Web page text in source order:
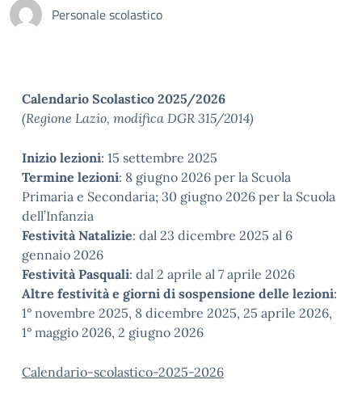
Personale scolastico
Calendario Scolastico 2025/2026
(Regione Lazio, modifica DGR 315/2014)
Inizio lezioni: 15 settembre 2025
Termine lezioni: 8 giugno 2026 per la Scuola
Primaria e Secondaria; 30 giugno 2026 per la Scuola
dell’Infanzia
Festività Natalizie: dal 23 dicembre 2025 al 6
gennaio 2026
Festività Pasquali: dal 2 aprile al 7 aprile 2026
Altre festività e giorni di sospensione delle lezioni:
1° novembre 2025, 8 dicembre 2025, 25 aprile 2026,
1° maggio 2026, 2 giugno 2026
Calendario-scolastico-2025-2026